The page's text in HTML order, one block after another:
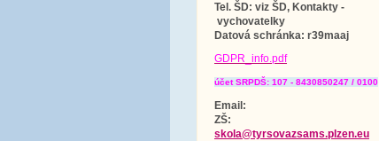
Tel. ŠD: viz ŠD, Kontakty -
vychovatelky
Datová schránka: r39maaj
GDPR_info.pdf
účet SRPDŠ: 107 - 8430850247 / 0100
Email:
ZŠ:
skola@tyrsovazsams.plzen.eu